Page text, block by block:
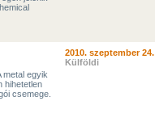
metal egyik
hihetetlen
csemege.
2010. szeptember 24.
Külföldi